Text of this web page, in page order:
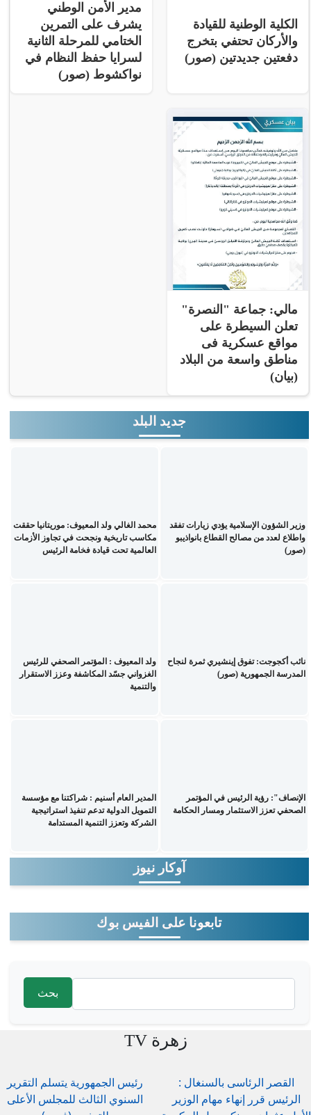
الكلية الوطنية للقيادة
والأركان تحتفي بتخرج
دفعتين جديدتين (صور)
مدير الأمن الوطني
يشرف على التمرين
الختامي للمرحلة الثانية
لسرايا حفظ النظام في
نواكشوط (صور)
مالي: جماعة "النصرة"
تعلن السيطرة على
مواقع عسكرية فى
مناطق واسعة من البلاد
(بيان)
جديد البلد
وزير الشؤون الإسلامية يؤدي زيارات تفقد
واطلاع لعدد من مصالح القطاع بانواذيبو
(صور)
محمد الغالي ولد المعيوف: موريتانيا حققت
مكاسب تاريخية ونجحت في تجاوز الأزمات
العالمية تحت قيادة فخامة الرئيس
نائب أكجوجت: تفوق إينشيري ثمرة لنجاح
المدرسة الجمهورية (صور)
ولد المعيوف : المؤتمر الصحفي للرئيس
الغزواني جسّد المكاشفة وعزز الاستقرار
والتنمية
الإنصاف": رؤية الرئيس في المؤتمر
الصحفي تعزز الاستثمار ومسار الحكامة
المدير العام أسنيم : شراكتنا مع مؤسسة
التمويل الدولية تدعم تنفيذ استراتيجية
الشركة وتعزز التنمية المستدامة
آوكار نيوز
تابعونا على الفيس بوك
‏بحث ‏
زهرة TV
القصر الرئاسى بالسنغال :
الرئيس قرر إنهاء مهام الوزير
رئيس الجمهورية يتسلم التقرير
السنوي الثالث للمجلس الأعلى